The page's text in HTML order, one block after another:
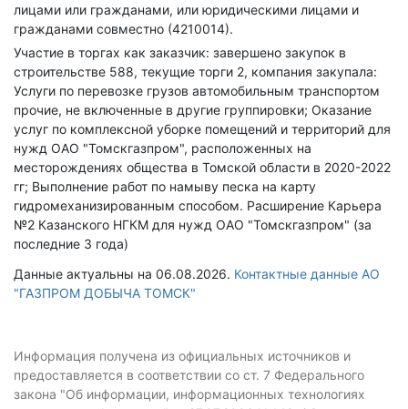
лицами или гражданами, или юридическими лицами и
гражданами совместно (4210014).
Участие в торгах как заказчик: завершено закупок в
строительстве 588, текущие торги 2, компания закупала:
Услуги по перевозке грузов автомобильным транспортом
прочие, не включенные в другие группировки; Оказание
услуг по комплексной уборке помещений и территорий для
нужд ОАО "Томскгазпром", расположенных на
месторождениях общества в Томской области в 2020-2022
гг; Выполнение работ по намыву песка на карту
гидромеханизированным способом. Расширение Карьера
№2 Казанского НГКМ для нужд ОАО "Томскгазпром" (за
последние 3 года)
Данные актуальны на 06.08.2026. Контактные данные АО
"ГАЗПРОМ ДОБЫЧА ТОМСК"
Информация получена из официальных источников и
предоставляется в соответствии со ст. 7 Федерального
закона "Об информации, информационных технологиях